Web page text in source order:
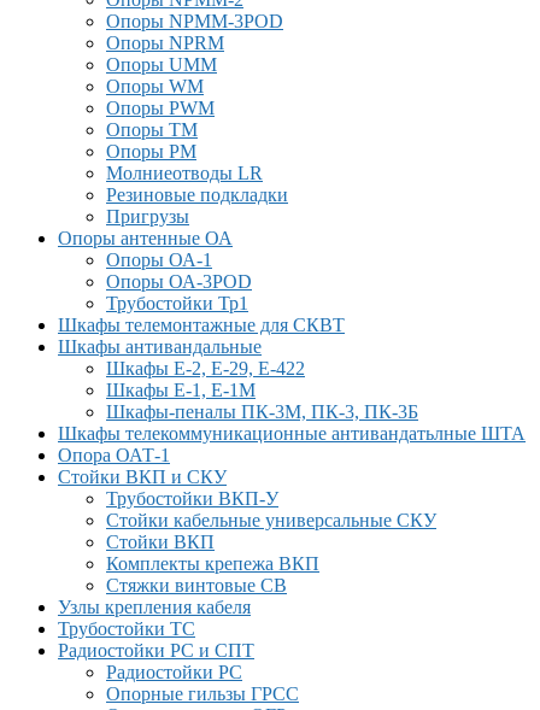
Опоры NPMM-3POD
Опоры NPRM
Опоры UMM
Опоры WM
Опоры PWM
Опоры TM
Опоры PM
Молниеотводы LR
Резиновые подкладки
Пригрузы
Опоры антенные ОА
Опоры ОА-1
Опоры ОА-3POD
Трубостойки Тр1
Шкафы телемонтажные для СКВТ
Шкафы антивандальные
Шкафы Е-2, Е-29, Е-422
Шкафы Е-1, Е-1М
Шкафы-пеналы ПК-3М, ПК-3, ПК-3Б
Шкафы телекоммуникационные антивандатьлные ШТА
Опора ОАТ-1
Стойки ВКП и СКУ
Трубостойки ВКП-У
Стойки кабельные универсальные СКУ
Стойки ВКП
Комплекты крепежа ВКП
Стяжки винтовые СВ
Узлы крепления кабеля
Трубостойки ТС
Радиостойки РС и СПТ
Радиостойки РС
Опорные гильзы ГРСС